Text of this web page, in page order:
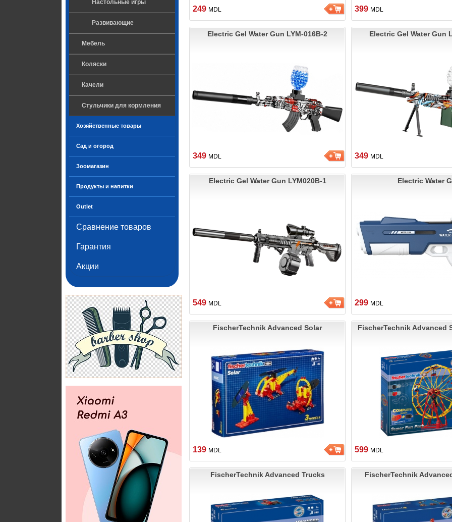
Настольные игры
Развивающие
Мебель
Коляски
Качели
Стульчики для кормления
Хозяйственные товары
Сад и огород
Зоомагазин
Продукты и напитки
Outlet
Сравнение товаров
Гарантия
Акции
249 MDL 399 MDL
Electric Gel Water Gun LYM-016B-2
349 MDL
Electric Gel Water Gun
349 MDL
Electric Gel Water Gun LYM020B-1
549 MDL
Electric Water
299 MDL
FischerTechnik Advanced Solar
139 MDL
FischerTechnik Advanced
599 MDL
FischerTechnik Advanced Trucks FischerTechnik